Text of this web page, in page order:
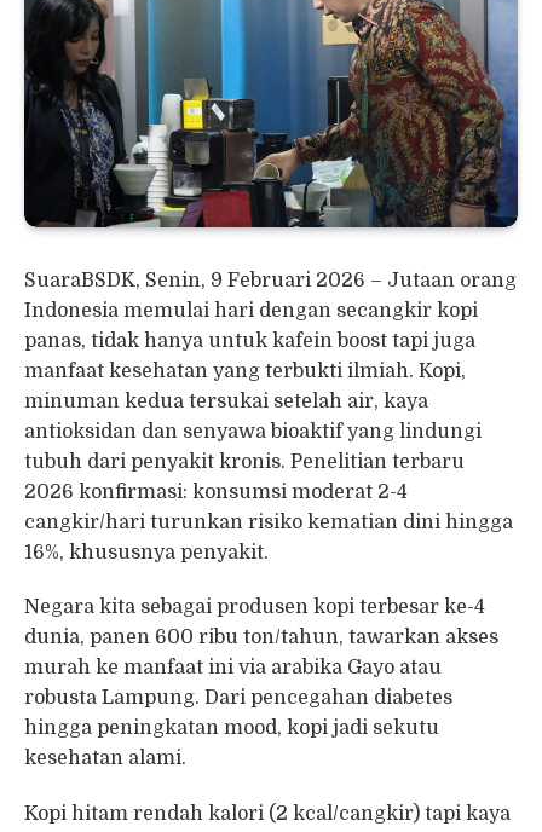
SuaraBSDK, Senin, 9 Februari 2026 – Jutaan orang
Indonesia memulai hari dengan secangkir kopi
panas, tidak hanya untuk kafein boost tapi juga
manfaat kesehatan yang terbukti ilmiah. Kopi,
minuman kedua tersukai setelah air, kaya
antioksidan dan senyawa bioaktif yang lindungi
tubuh dari penyakit kronis. Penelitian terbaru
2026 konfirmasi: konsumsi moderat 2-4
cangkir/hari turunkan risiko kematian dini hingga
16%, khususnya penyakit.
Negara kita sebagai produsen kopi terbesar ke-4
dunia, panen 600 ribu ton/tahun, tawarkan akses
murah ke manfaat ini via arabika Gayo atau
robusta Lampung. Dari pencegahan diabetes
hingga peningkatan mood, kopi jadi sekutu
kesehatan alami.
Kopi hitam rendah kalori (2 kcal/cangkir) tapi kaya